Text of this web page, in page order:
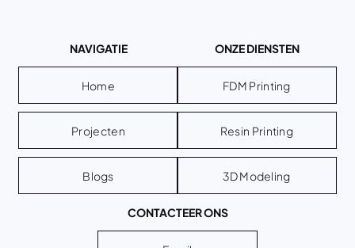
NAVIGATIE
Home
Projecten
Blogs
ONZE DIENSTEN
FDM Printing
Resin Printing
3D Modeling
CONTACTEER ONS